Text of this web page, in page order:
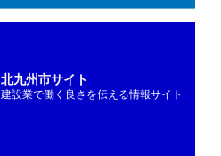
北九州市サイト
建設業で働く良さを伝える情報サイト